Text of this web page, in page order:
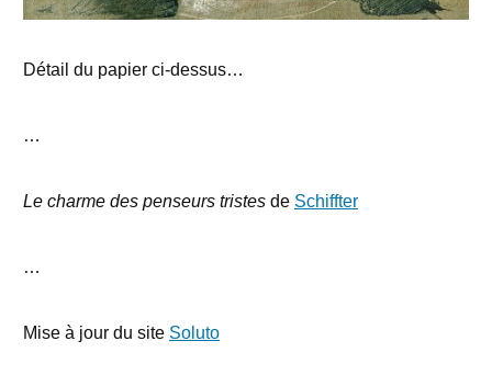
Détail du papier ci-dessus…
…
Le charme des penseurs tristes de Schiffter
…
Mise à jour du site Soluto